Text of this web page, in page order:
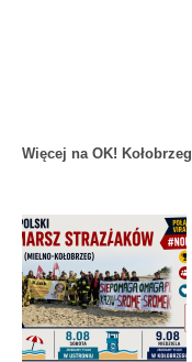
Więcej na OK! Kołobrzeg